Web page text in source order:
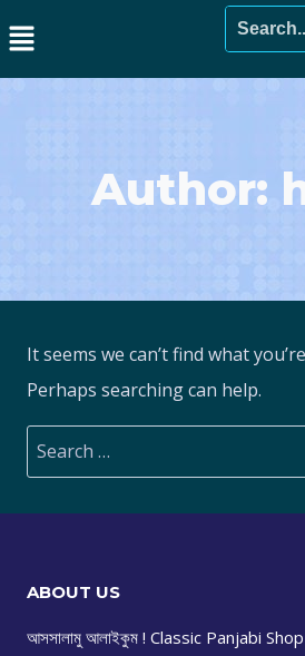
Author:
It seems we can’t find what
Perhaps searching can help.
ABOUT US
আসসালামু আলাইকুম ! Classic Panjabi Shop